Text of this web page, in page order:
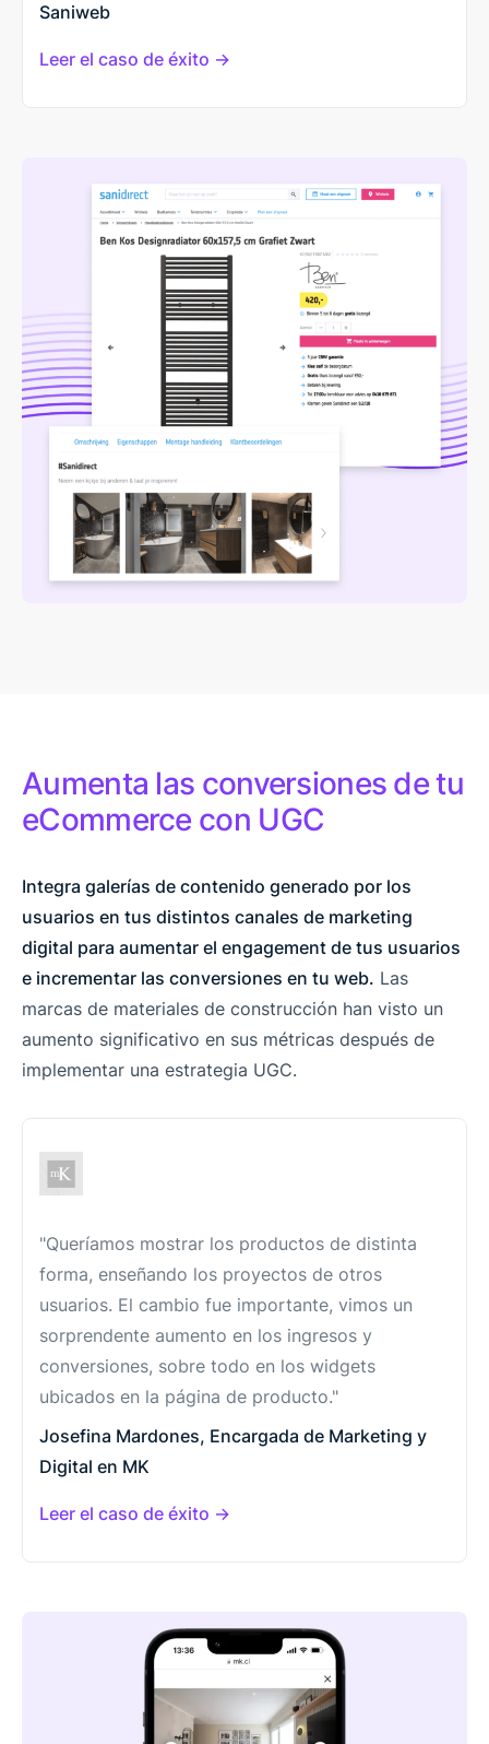
Saniweb
Leer el caso de éxito
Aumenta las conversiones de tu
eCommerce con UGC
Integra galerías de contenido generado por los
usuarios en tus distintos canales de marketing
digital para aumentar el engagement de tus usuarios
e incrementar las conversiones en tu web. Las
marcas de materiales de construcción han visto un
aumento significativo en sus métricas después de
implementar una estrategia UGC.
"Queríamos mostrar los productos de distinta
forma, enseñando los proyectos de otros
usuarios. El cambio fue importante, vimos un
sorprendente aumento en los ingresos y
conversiones, sobre todo en los widgets
ubicados en la página de producto."
Josefina Mardones, Encargada de Marketing y
Digital en MK
Leer el caso de éxito